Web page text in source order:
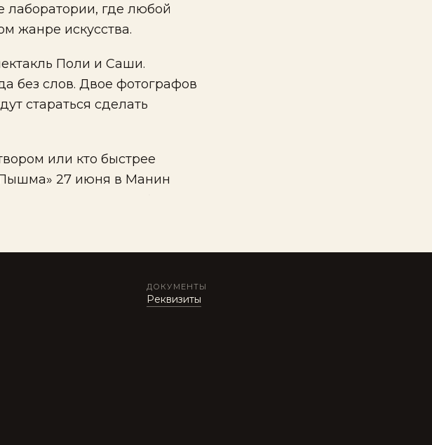
лаборатории, где любой
жанре искусства.
Поли и Саши.
без слов. Двое фотографов
стараться сделать
или кто быстрее
Пышма» 27 июня в Манин
ДОКУМЕНТЫ
Реквизиты